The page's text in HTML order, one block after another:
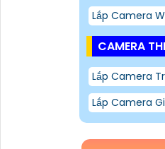
Lắp Camera
CAMERA
Lắp Camera
Lắp Camera